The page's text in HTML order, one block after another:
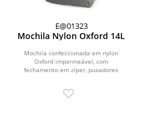
E@01323
Mochila Nylon Oxford 14L
Mochila confeccionada em nylon
Oxford impermeável, com
fechamento em zíper, puxadores